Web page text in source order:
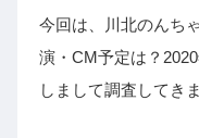
今回は、川北のんち
演・CM予定は？
しまして調査してき